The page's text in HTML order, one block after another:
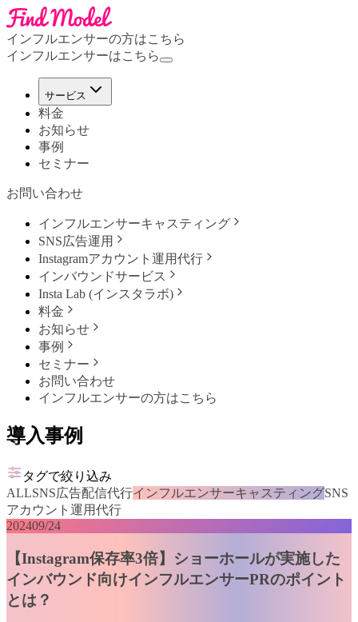
インフルエンサーの方はこちら
インフルエンサーはこちら
サービス
料金
お知らせ
事例
セミナー
お問い合わせ
インフルエンサーキャスティング
SNS広告運用
Instagramアカウント運用代行
インバウンドサービス
Insta Lab (インスタラボ)
料金
お知らせ
事例
セミナー
お問い合わせ
インフルエンサーの方はこちら
導入事例
タグで絞り込み
ALLSNS広告配信代行インフルエンサーキャスティングSNS
アカウント運用代行
202409/24
【Instagram保存率3倍】ショーホールが実施した
インバウンド向けインフルエンサーPRのポイント
とは？